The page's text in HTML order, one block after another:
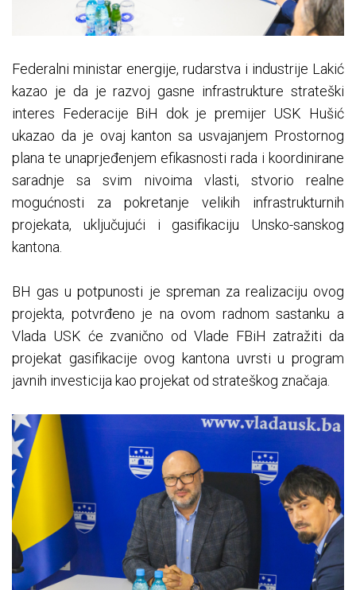
Federalni ministar energije, rudarstva i industrije Lakić
kazao je da je razvoj gasne infrastrukture strateški
interes Federacije BiH dok je premijer USK Hušić
ukazao da je ovaj kanton sa usvajanjem Prostornog
plana te unaprjeđenjem efikasnosti rada i koordinirane
saradnje sa svim nivoima vlasti, stvorio realne
mogućnosti za pokretanje velikih infrastrukturnih
projekata, uključujući i gasifikaciju Unsko-sanskog
kantona.
BH gas u potpunosti je spreman za realizaciju ovog
projekta, potvrđeno je na ovom radnom sastanku a
Vlada USK će zvanično od Vlade FBiH zatražiti da
projekat gasifikacije ovog kantona uvrsti u program
javnih investicija kao projekat od strateškog značaja.